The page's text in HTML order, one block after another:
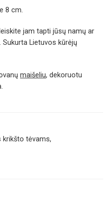
8 cm.
jam tapti jūsų namų ar
Lietuvos kūrėjų
maišeliu, dekoruotu
krikšto tėvams,